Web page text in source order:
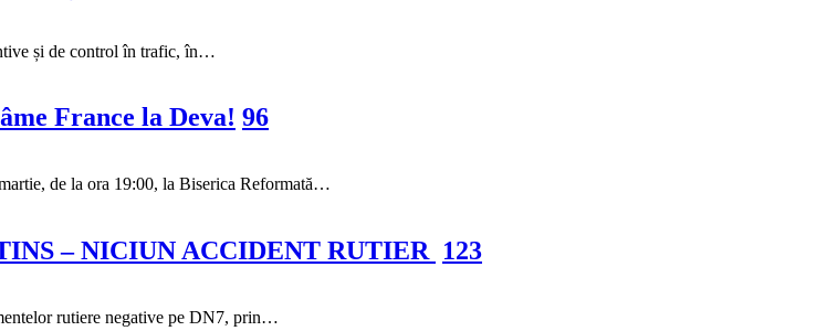
și de control în trafic, în…
France la Deva! 96
de la ora 19:00, la Biserica Reformată…
– NICIUN ACCIDENT RUTIER 123
rutiere negative pe DN7, prin…